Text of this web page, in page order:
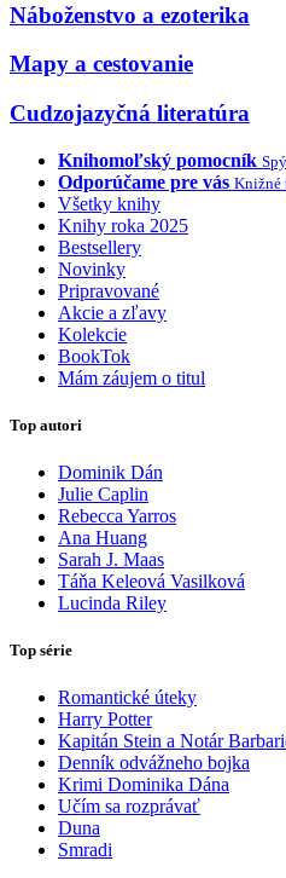
Náboženstvo a ezoterika
Mapy a cestovanie
Cudzojazyčná literatúra
Knihomoľský pomocník
Odporúčame pre vás Knižné
Všetky knihy
Knihy roka 2025
Bestsellery
Novinky
Pripravované
Akcie a zľavy
Kolekcie
BookTok
Mám záujem o titul
Top autori
Dominik Dán
Julie Caplin
Rebecca Yarros
Ana Huang
Sarah J. Maas
Táňa Keleová Vasilková
Lucinda Riley
Top série
Romantické úteky
Harry Potter
Kapitán Stein a Notár
Denník odvážneho bojka
Krimi Dominika Dána
Učím sa rozprávať
Duna
Smradi